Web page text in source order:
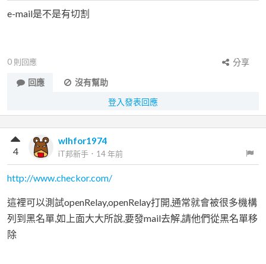
e-mail是不是有切割
0 則回應
分享
回應
沒有幫助
登入發表回應
wlhfor1974
iT邦新手 ． 14 年前
4
http://www.checkor.com/
這裡可以測試openRelay,openRelay打開,通常就會被很多機構
列到黑名單,如上面大大所說,要發mail去解,請他們從黑名單移
除